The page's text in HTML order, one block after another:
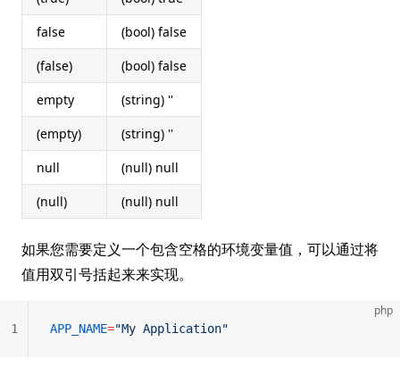
false
(bool) false
(false)
(bool) false
empty
(string) ''
(empty)
(string) ''
null
(null) null
(null)
(null) null
如果您需要定义一个包含空格的环境变量值，可以通过将
值用双引号括起来来实现。
php
APP_NAME="My Application"
1